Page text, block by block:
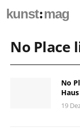
kunst:mag
No Place
No
19